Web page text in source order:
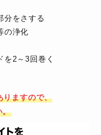
分をさする
の浄化
を2～3回巻く
りますので、
。